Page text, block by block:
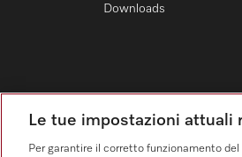
Downloads
Le tue impostazioni attuali
Per garantire il corretto funzionamento